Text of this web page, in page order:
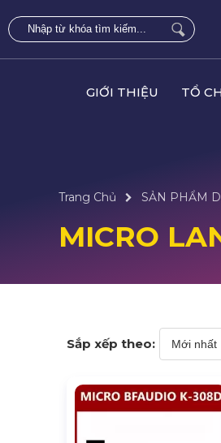
GIỚI THIỆU TỔ
Trang Chủ SẢN PHẨM
MICRO
Sắp xếp theo: